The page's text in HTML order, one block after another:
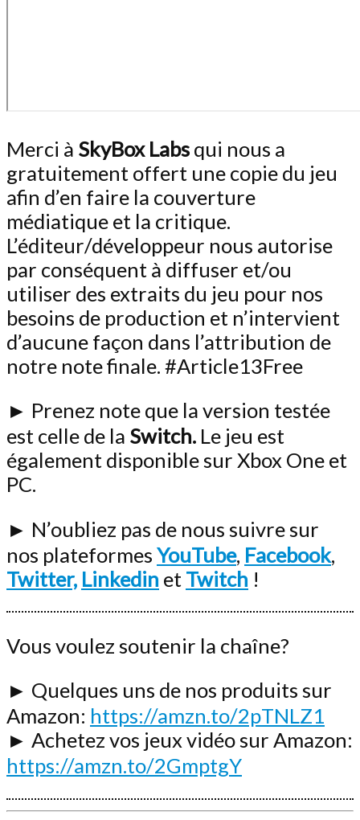
Merci à SkyBox Labs qui nous a
gratuitement offert une copie du jeu
afin d’en faire la couverture
médiatique et la critique.
L’éditeur/développeur nous autorise
par conséquent à diffuser et/ou
utiliser des extraits du jeu pour nos
besoins de production et n’intervient
d’aucune façon dans l’attribution de
notre note finale. #Article13Free
► Prenez note que la version testée
est celle de la Switch. Le jeu est
également disponible sur Xbox One et
PC.
► N’oubliez pas de nous suivre sur
nos plateformes YouTube, Facebook,
Twitter, Linkedin et Twitch !
Vous voulez soutenir la chaîne?
► Quelques uns de nos produits sur
Amazon: https://amzn.to/2pTNLZ1
► Achetez vos jeux vidéo sur Amazon:
https://amzn.to/2GmptgY